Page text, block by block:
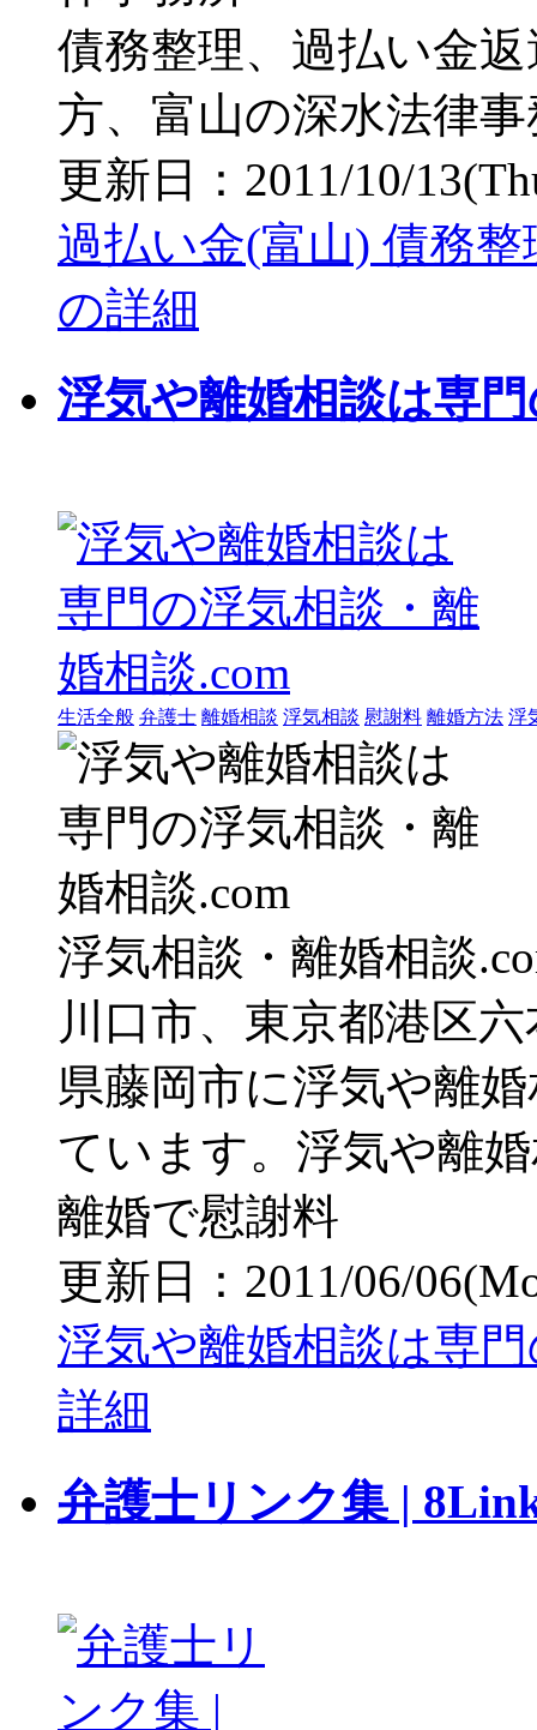
債務整理、過払い金
方、富山の深水法律
更新日：2011/10/
過払い金(富山) 債務
の詳細
浮気や離婚相談は専
生活全般 弁護士 離婚相談 浮気相談 慰謝料 離婚方法 浮
浮気相談・離婚相談
川口市、東京都港区
県藤岡市に浮気や離
ています。浮気や離
離婚で慰謝料
更新日：2011/06/
浮気や離婚相談は専
詳細
弁護士リンク集 |